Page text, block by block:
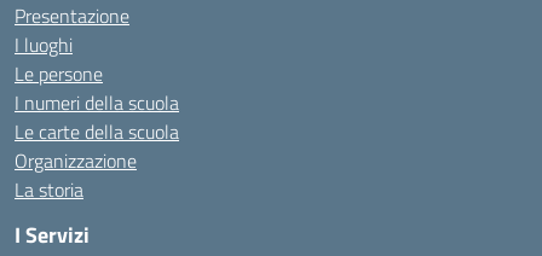
Presentazione
I luoghi
Le persone
I numeri della scuola
Le carte della scuola
Organizzazione
La storia
I Servizi